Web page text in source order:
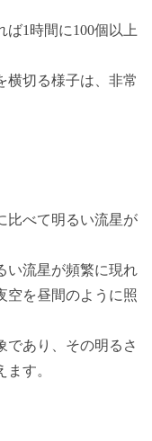
1時間に100個以上
横切る様子は、非常
比べて明るい流星が
い流星が頻繁に現れ
空を昼間のように照
であり、その明るさ
す。